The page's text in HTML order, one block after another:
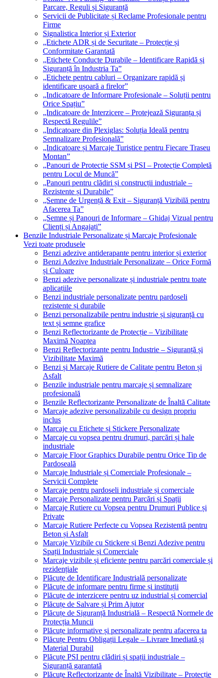
Parcare, Reguli și Siguranță
Servicii de Publicitate și Reclame Profesionale pentru
Firme
Signalistica Interior și Exterior
„Etichete ADR și de Securitate – Protecție și
Conformitate Garantată
„Etichete Conducte Durabile – Identificare Rapidă și
Siguranță în Industria Ta”
„Etichete pentru cabluri – Organizare rapidă și
identificare ușoară a firelor”
„Indicatoare de Informare Profesionale – Soluții pentru
Orice Spațiu”
„Indicatoare de Interzicere – Protejează Siguranța și
Respectă Regulile”
„Indicatoare din Plexiglas: Soluția Ideală pentru
Semnalizare Profesională”
„Indicatoare și Marcaje Turistice pentru Fiecare Traseu
Montan”
„Panouri de Protecție SSM și PSI – Protecție Completă
pentru Locul de Muncă”
„Panouri pentru clădiri și construcții industriale –
Rezistente și Durabile”
„Semne de Urgență & Exit – Siguranță Vizibilă pentru
Afacerea Ta”
„Semne și Panouri de Informare – Ghidaj Vizual pentru
Clienți și Angajați”
Benzile Industriale Personalizate și Marcaje Profesionale
Vezi toate produsele
Benzi adezive antiderapante pentru interior și exterior
Benzi Adezive Industriale Personalizate – Orice Formă
și Culoare
Benzi adezive personalizate și industriale pentru toate
aplicațiile
Benzi industriale personalizate pentru pardoseli
rezistente și durabile
Benzi personalizabile pentru industrie și siguranță cu
text și semne grafice
Benzi Reflectorizante de Protecție – Vizibilitate
Maximă Noaptea
Benzi Reflectorizante pentru Industrie – Siguranță și
Vizibilitate Maximă
Benzi și Marcaje Rutiere de Calitate pentru Beton și
Asfalt
Benzile industriale pentru marcaje și semnalizare
profesională
Benzile Reflectorizante Personalizate de Înaltă Calitate
Marcaje adezive personalizabile cu design propriu
inclus
Marcaje cu Etichete și Stickere Personalizate
Marcaje cu vopsea pentru drumuri, parcări și hale
industriale
Marcaje Floor Graphics Durabile pentru Orice Tip de
Pardoseală
Marcaje Industriale și Comerciale Profesionale –
Servicii Complete
Marcaje pentru pardoseli industriale și comerciale
Marcaje Personalizate pentru Parcări și Spații
Marcaje Rutiere cu Vopsea pentru Drumuri Publice și
Private
Marcaje Rutiere Perfecte cu Vopsea Rezistentă pentru
Beton și Asfalt
Marcaje Vizibile cu Stickere și Benzi Adezive pentru
Spații Industriale și Comerciale
Marcaje vizibile și eficiente pentru parcări comerciale și
rezidențiale
Plăcuțe de Identificare Industrială personalizate
Plăcuțe de informare pentru firme și instituții
Plăcuțe de interzicere pentru uz industrial și comercial
Plăcuțe de Salvare și Prim Ajutor
Plăcuțe de Siguranță Industrială – Respectă Normele de
Protecția Muncii
Plăcuțe informative și personalizate pentru afacerea ta
Plăcuțe Pentru Obligații Legale – Livrare Imediată și
Material Durabil
Plăcuțe PSI pentru clădiri și spații industriale –
Siguranță garantată
Plăcuțe Reflectorizante de Înaltă Vizibilitate – Protecție